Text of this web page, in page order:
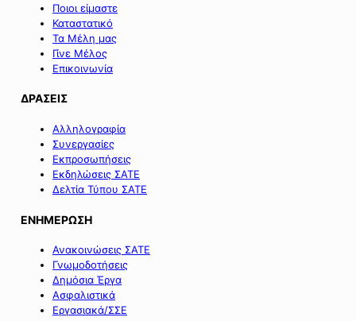
Ποιοι είμαστε
Καταστατικό
Τα Μέλη μας
Γίνε Μέλος
Επικοινωνία
ΔΡΑΣΕΙΣ
Αλληλογραφία
Συνεργασίες
Εκπροσωπήσεις
Εκδηλώσεις ΣΑΤΕ
Δελτία Τύπου ΣΑΤΕ
ΕΝΗΜΕΡΩΣΗ
Ανακοινώσεις ΣΑΤΕ
Γνωμοδοτήσεις
Δημόσια Έργα
Ασφαλιστικά
Εργασιακά/ΣΣΕ